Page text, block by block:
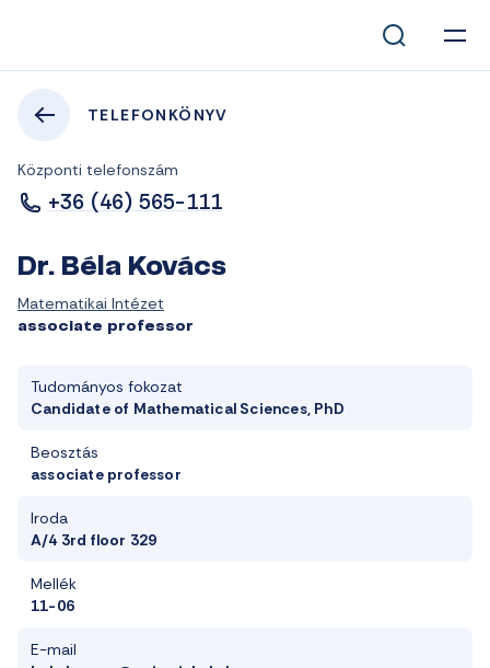
TELEFONKÖNYV
Központi telefonszám
+36 (46) 565-111
Dr. Béla Kovács
Matematikai Intézet
associate professor
Tudományos fokozat
Candidate of Mathematical Sciences, PhD
Beosztás
associate professor
Iroda
A/4 3rd floor 329
Mellék
11-06
E-mail